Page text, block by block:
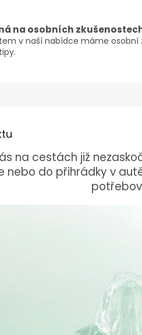
na osobních
v naší nabídce máme
na cestách již
nebo do přihrádky v